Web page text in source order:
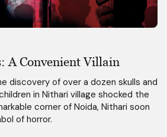
A Convenient Villain
discovery of over a dozen skulls and
in Nithari village shocked the
corner of Noida, Nithari soon
of horror.